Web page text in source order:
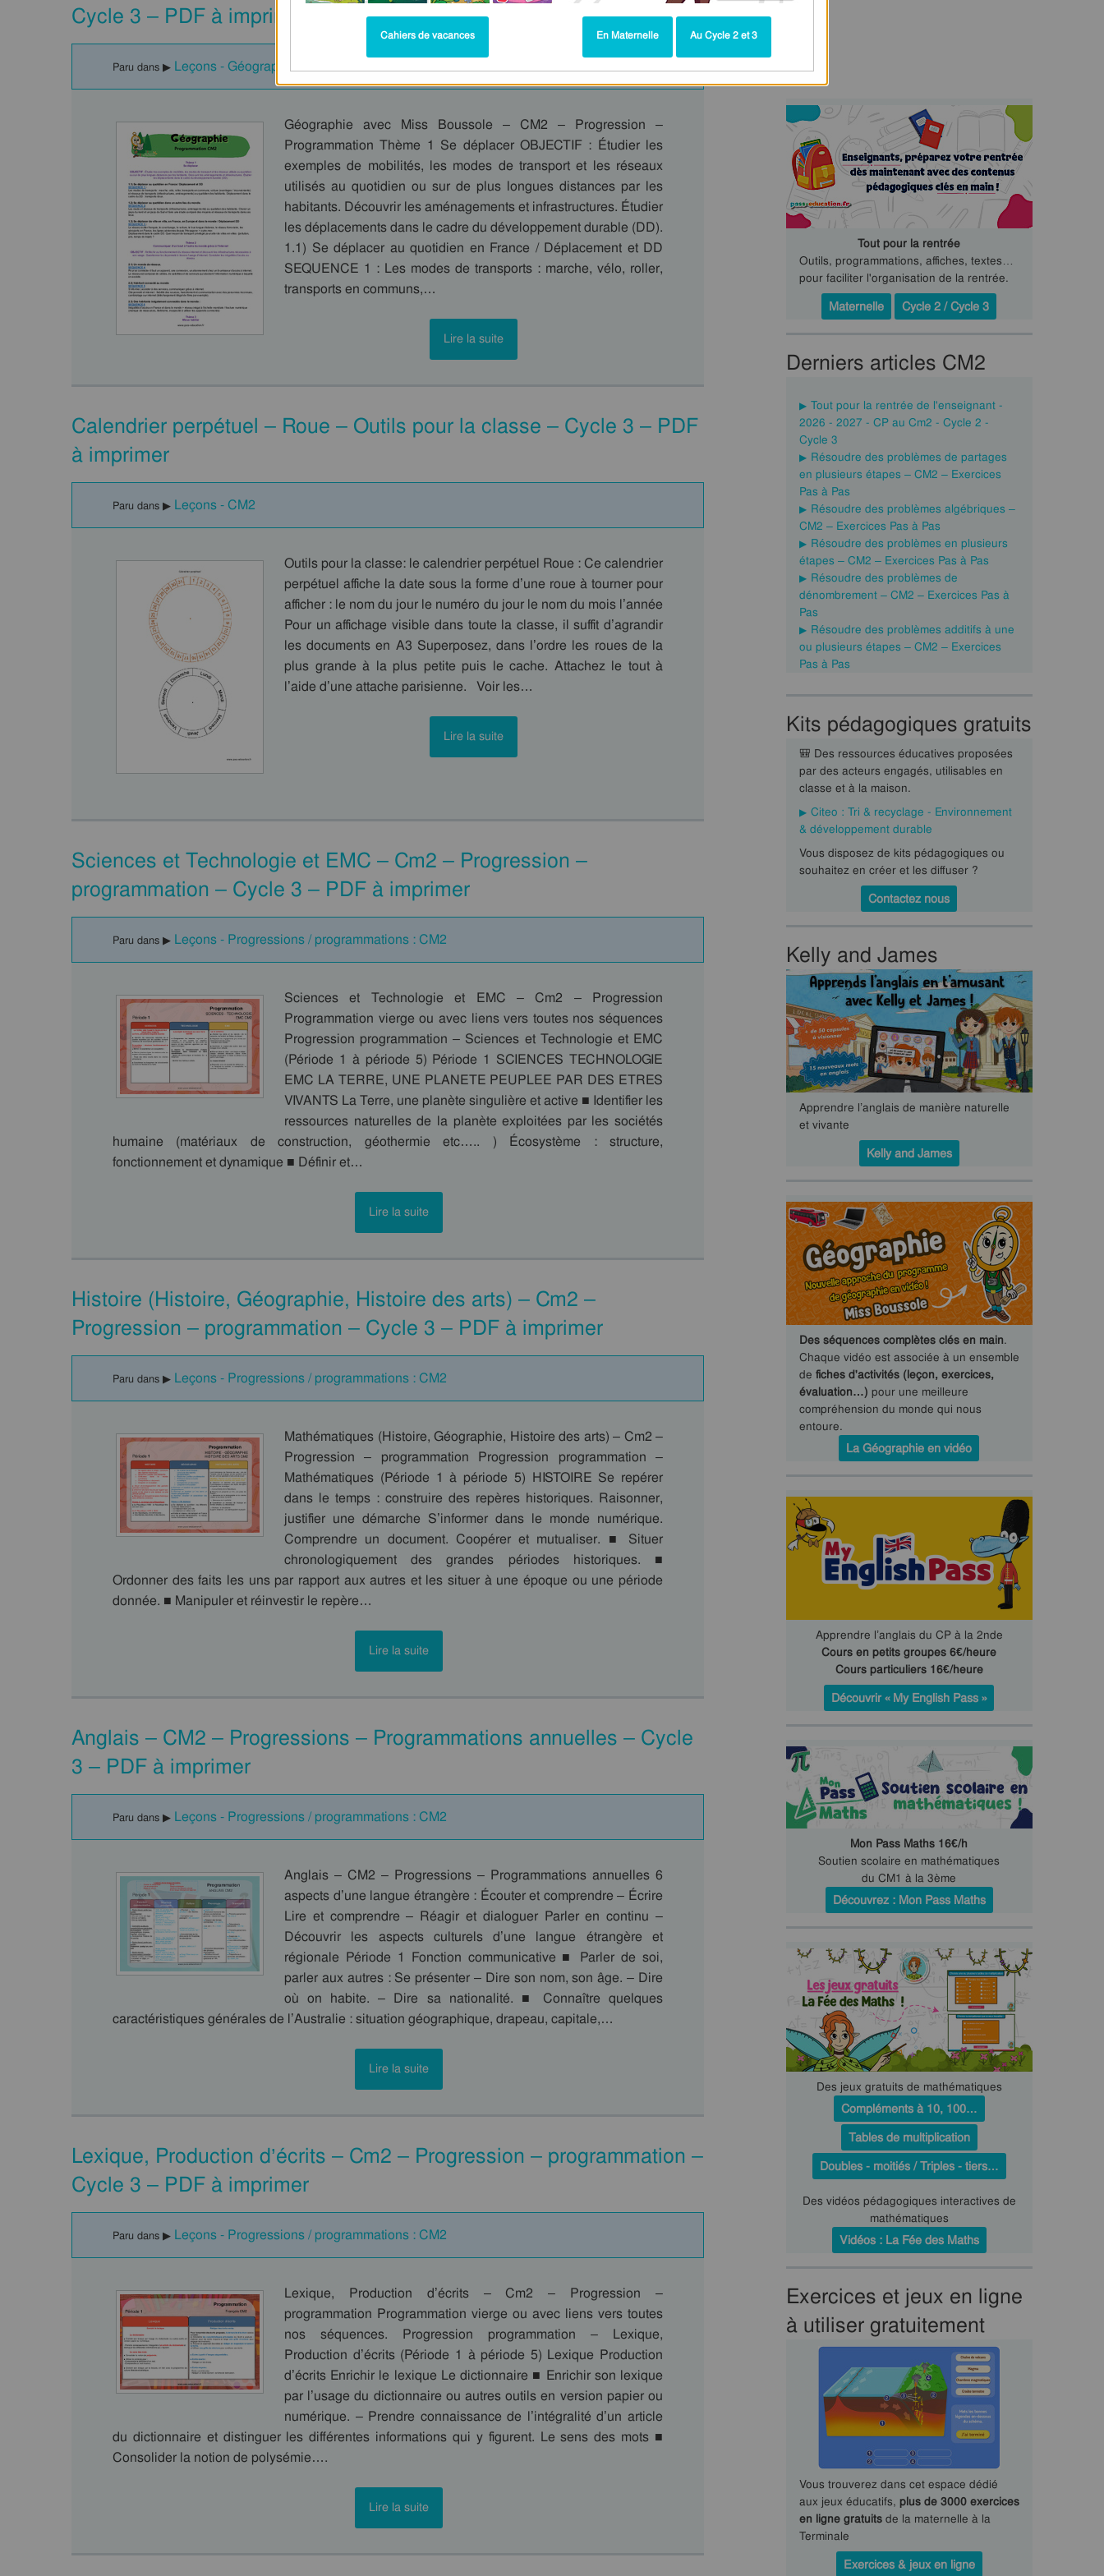
Cycle 3 – PDF à imprimer
Paru dans ▶ Leçons - Géographie - Nouveau programme : CM2
Géographie avec Miss Boussole – CM2 – Progression –
Programmation Thème 1 Se déplacer OBJECTIF : Étudier les
exemples de mobilités, les modes de transport et les réseaux
utilisés au quotidien ou sur de plus longues distances par les
habitants. Découvrir les aménagements et infrastructures. Étudier
les déplacements dans le cadre du développement durable (DD).
1.1) Se déplacer au quotidien en France / Déplacement et DD
SEQUENCE 1 : Les modes de transports : marche, vélo, roller,
transports en communs,…
Lire la suite
Calendrier perpétuel – Roue – Outils pour la classe – Cycle 3 – PDF
à imprimer
Paru dans ▶ Leçons - CM2
Outils pour la classe: le calendrier perpétuel Roue : Ce calendrier
perpétuel affiche la date sous la forme d’une roue à tourner pour
afficher : le nom du jour le numéro du jour le nom du mois l’année
Pour un affichage visible dans toute la classe, il suffit d’agrandir
les documents en A3 Superposez, dans l’ordre les roues de la
plus grande à la plus petite puis le cache. Attachez le tout à
l’aide d’une attache parisienne. Voir les…
Lire la suite
Sciences et Technologie et EMC – Cm2 – Progression –
programmation – Cycle 3 – PDF à imprimer
Paru dans ▶ Leçons - Progressions / programmations : CM2
Sciences et Technologie et EMC – Cm2 – Progression
Programmation vierge ou avec liens vers toutes nos séquences
Progression programmation – Sciences et Technologie et EMC
(Période 1 à période 5) Période 1 SCIENCES TECHNOLOGIE
EMC LA TERRE, UNE PLANETE PEUPLEE PAR DES ETRES
VIVANTS La Terre, une planète singulière et active ■ Identifier les
ressources naturelles de la planète exploitées par les sociétés
humaine (matériaux de construction, géothermie etc….. ) Écosystème : structure,
fonctionnement et dynamique ■ Définir et…
Lire la suite
Histoire (Histoire, Géographie, Histoire des arts) – Cm2 –
Progression – programmation – Cycle 3 – PDF à imprimer
Paru dans ▶ Leçons - Progressions / programmations : CM2
Mathématiques (Histoire, Géographie, Histoire des arts) – Cm2 –
Progression – programmation Progression programmation –
Mathématiques (Période 1 à période 5) HISTOIRE Se repérer
dans le temps : construire des repères historiques. Raisonner,
justifier une démarche S’informer dans le monde numérique.
Comprendre un document. Coopérer et mutualiser. ■ Situer
chronologiquement des grandes périodes historiques. ■
Ordonner des faits les uns par rapport aux autres et les situer à une époque ou une période
donnée. ■ Manipuler et réinvestir le repère…
Lire la suite
Anglais – CM2 – Progressions – Programmations annuelles – Cycle
3 – PDF à imprimer
Paru dans ▶ Leçons - Progressions / programmations : CM2
Anglais – CM2 – Progressions – Programmations annuelles 6
aspects d’une langue étrangère : Écouter et comprendre – Écrire
Lire et comprendre – Réagir et dialoguer Parler en continu –
Découvrir les aspects culturels d’une langue étrangère et
régionale Période 1 Fonction communicative ■ Parler de soi,
parler aux autres : Se présenter – Dire son nom, son âge. – Dire
où on habite. – Dire sa nationalité. ■ Connaître quelques
caractéristiques générales de l’Australie : situation géographique, drapeau, capitale,…
Lire la suite
Lexique, Production d’écrits – Cm2 – Progression – programmation –
Cycle 3 – PDF à imprimer
Paru dans ▶ Leçons - Progressions / programmations : CM2
Lexique, Production d’écrits – Cm2 – Progression –
programmation Programmation vierge ou avec liens vers toutes
nos séquences. Progression programmation – Lexique,
Production d’écrits (Période 1 à période 5) Lexique Production
d’écrits Enrichir le lexique Le dictionnaire ■ Enrichir son lexique
par l’usage du dictionnaire ou autres outils en version papier ou
numérique. – Prendre connaissance de l’intégralité d’un article
du dictionnaire et distinguer les différentes informations qui y figurent. Le sens des mots ■
Consolider la notion de polysémie….
Lire la suite
Tout pour la rentrée
Outils, programmations, affiches, textes…
pour faciliter l'organisation de la rentrée.
Maternelle
Cycle 2 / Cycle 3
Derniers articles CM2
Tout pour la rentrée de l'enseignant -
2026 - 2027 - CP au Cm2 - Cycle 2 -
Cycle 3
Résoudre des problèmes de partages
en plusieurs étapes – CM2 – Exercices
Pas à Pas
Résoudre des problèmes algébriques –
CM2 – Exercices Pas à Pas
Résoudre des problèmes en plusieurs
étapes – CM2 – Exercices Pas à Pas
Résoudre des problèmes de
dénombrement – CM2 – Exercices Pas à
Pas
Résoudre des problèmes additifs à une
ou plusieurs étapes – CM2 – Exercices
Pas à Pas
Kits pédagogiques gratuits
🎒 Des ressources éducatives proposées
par des acteurs engagés, utilisables en
classe et à la maison.
Citeo : Tri & recyclage - Environnement
& développement durable
Vous disposez de kits pédagogiques ou
souhaitez en créer et les diffuser ?
Contactez nous
Kelly and James
Apprendre l’anglais de manière naturelle
et vivante
Kelly and James
Des séquences complètes clés en main.
Chaque vidéo est associée à un ensemble
de fiches d'activités (leçon, exercices,
évaluation…) pour une meilleure
compréhension du monde qui nous
entoure.
La Géographie en vidéo
Apprendre l’anglais du CP à la 2nde
Cours en petits groupes 6€/heure
Cours particuliers 16€/heure
Découvrir « My English Pass »
Mon Pass Maths 16€/h
Soutien scolaire en mathématiques
du CM1 à la 3ème
Découvrez : Mon Pass Maths
Des jeux gratuits de mathématiques
Compléments à 10, 100…
Tables de multiplication
Doubles - moitiés / Triples - tiers…
Des vidéos pédagogiques interactives de
mathématiques
Vidéos : La Fée des Maths
Exercices et jeux en ligne
à utiliser gratuitement
Vous trouverez dans cet espace dédié
aux jeux éducatifs, plus de 3000 exercices
en ligne gratuitsde la maternelle à la
Terminale
Exercices & jeux en ligne
Cahiers de vacances En Maternelle Au Cycle 2 et 3